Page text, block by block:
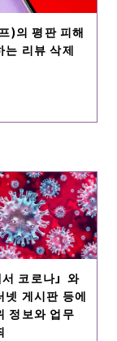
)의 평판 피해
는 리뷰 삭제
코로나」와
넷 게시판 등에
정보와 업무